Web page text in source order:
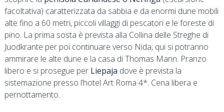
facoltativa) caratterizzata da sabbia e da enormi dune mobili
alte fino a 60 metri, piccoli villaggi di pescatori e le foreste di
pino. La prima sosta è prevista alla Collina delle Streghe di
Juodkrante per poi continuare verso Nida, qui si potranno
ammirare le alte dune e la casa di Thomas Mann. Pranzo
libero e si prosegue per Liepaja dove è prevista la
sistemazione presso l’hotel Art Roma 4*. Cena libera e
pernottamento.